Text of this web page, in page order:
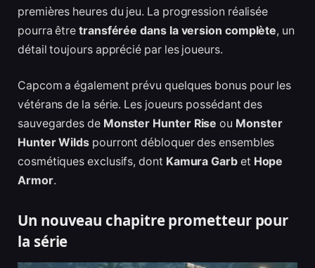
premières heures du jeu. La progression réalisée
pourra êtretransférée dans la version complète, un
détail toujours apprécié par les joueurs.
Capcom a également prévu quelques bonus pour les
vétérans de la série. Les joueurs possédant des
sauvegardes de Monster Hunter Rise ou Monster
Hunter Wilds pourront débloquer des ensembles
cosmétiques exclusifs, dont Kamura Garbet Hope
Armor.
Un nouveau chapitre prometteur pour
la série